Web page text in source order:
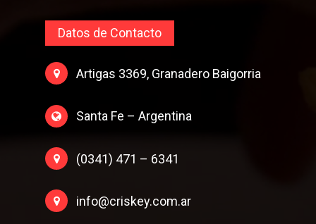
Datos de Contacto
Artigas 3369, Granadero Baigorria
Santa Fe – Argentina
(0341) 471 – 6341
info@criskey.com.ar